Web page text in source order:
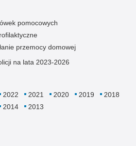
pomocowych
przemocy domowej
na lata 2023-2026
2022 2021 2020 2019
2018
2014 2013